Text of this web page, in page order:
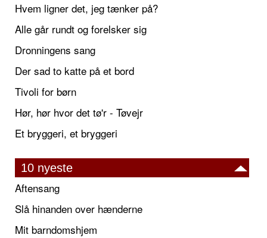
Hvem ligner det, jeg tænker på?
Alle går rundt og forelsker sig
Dronningens sang
Der sad to katte på et bord
Tivoli for børn
Hør, hør hvor det tø'r - Tøvejr
Et bryggeri, et bryggeri
10 nyeste
Aftensang
Slå hinanden over hænderne
Mit barndomshjem